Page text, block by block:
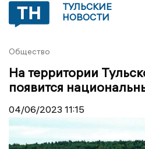
ТУЛЬСКИЕ
НОВОСТИ
Общество
На территории
появится
04/06/2023 11:15